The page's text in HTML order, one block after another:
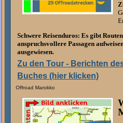
Schwere Reisenduros: Es gibt
anspruchsvollere Passagen
ausgewiesen.
Zu den Tour - Berichten
Buches (hier klicken)
Offroad Marokko